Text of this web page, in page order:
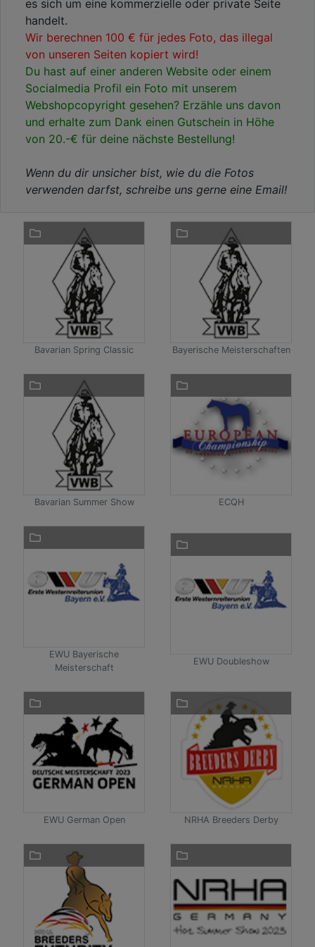
es sich um eine kommerzielle oder private Seite
handelt.
Wir berechnen 100 € für jedes Foto, das illegal
von unseren Seiten kopiert wird!
Du hast auf einer anderen Website oder einem
Socialmedia Profil ein Foto mit unserem
Webshopcopyright gesehen? Erzähle uns davon
und erhalte zum Dank einen Gutschein in Höhe
von 20.-€ für deine nächste Bestellung!
Wenn du dir unsicher bist, wie du die Fotos
verwenden darfst, schreibe uns gerne eine Email!
Bavarian Spring Classic Bayerische Meisterschaften
Bavarian Summer Show ECQH
EWU Bayerische
Meisterschaft
EWU Doubleshow
EWU German Open NRHA Breeders Derby